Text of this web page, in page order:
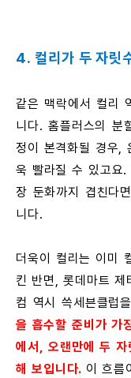
4. 컬리가 두 자릿
같은 맥락에서 컬리
니다. 홈플러스의 분
정이 본격화될 경우,
욱 빨라질 수 있고요.
장 둔화까지 겹친다
니다.
더욱이 컬리는 이미
킨 반면, 롯데마트
컴 역시 쓱세븐클럽
을 흡수할 준비가 가
에서, 오랜만에 두 자
해 보입니다. 이 흐름